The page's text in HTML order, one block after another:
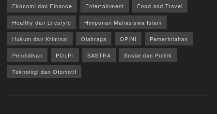
Ekonomi dan Finance Entertainment Food and Travel
Healthy dan Lifestyle Himpunan Mahasiswa Islam
Hukum dan Kriminal Olahraga OPINI Pemerintahan
Pendidikan POLRI SASTRA Sosial dan Politik
Teknologi dan Otomotif